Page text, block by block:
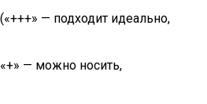
(«+++» — подходит идеально,
«+» — можно носить,